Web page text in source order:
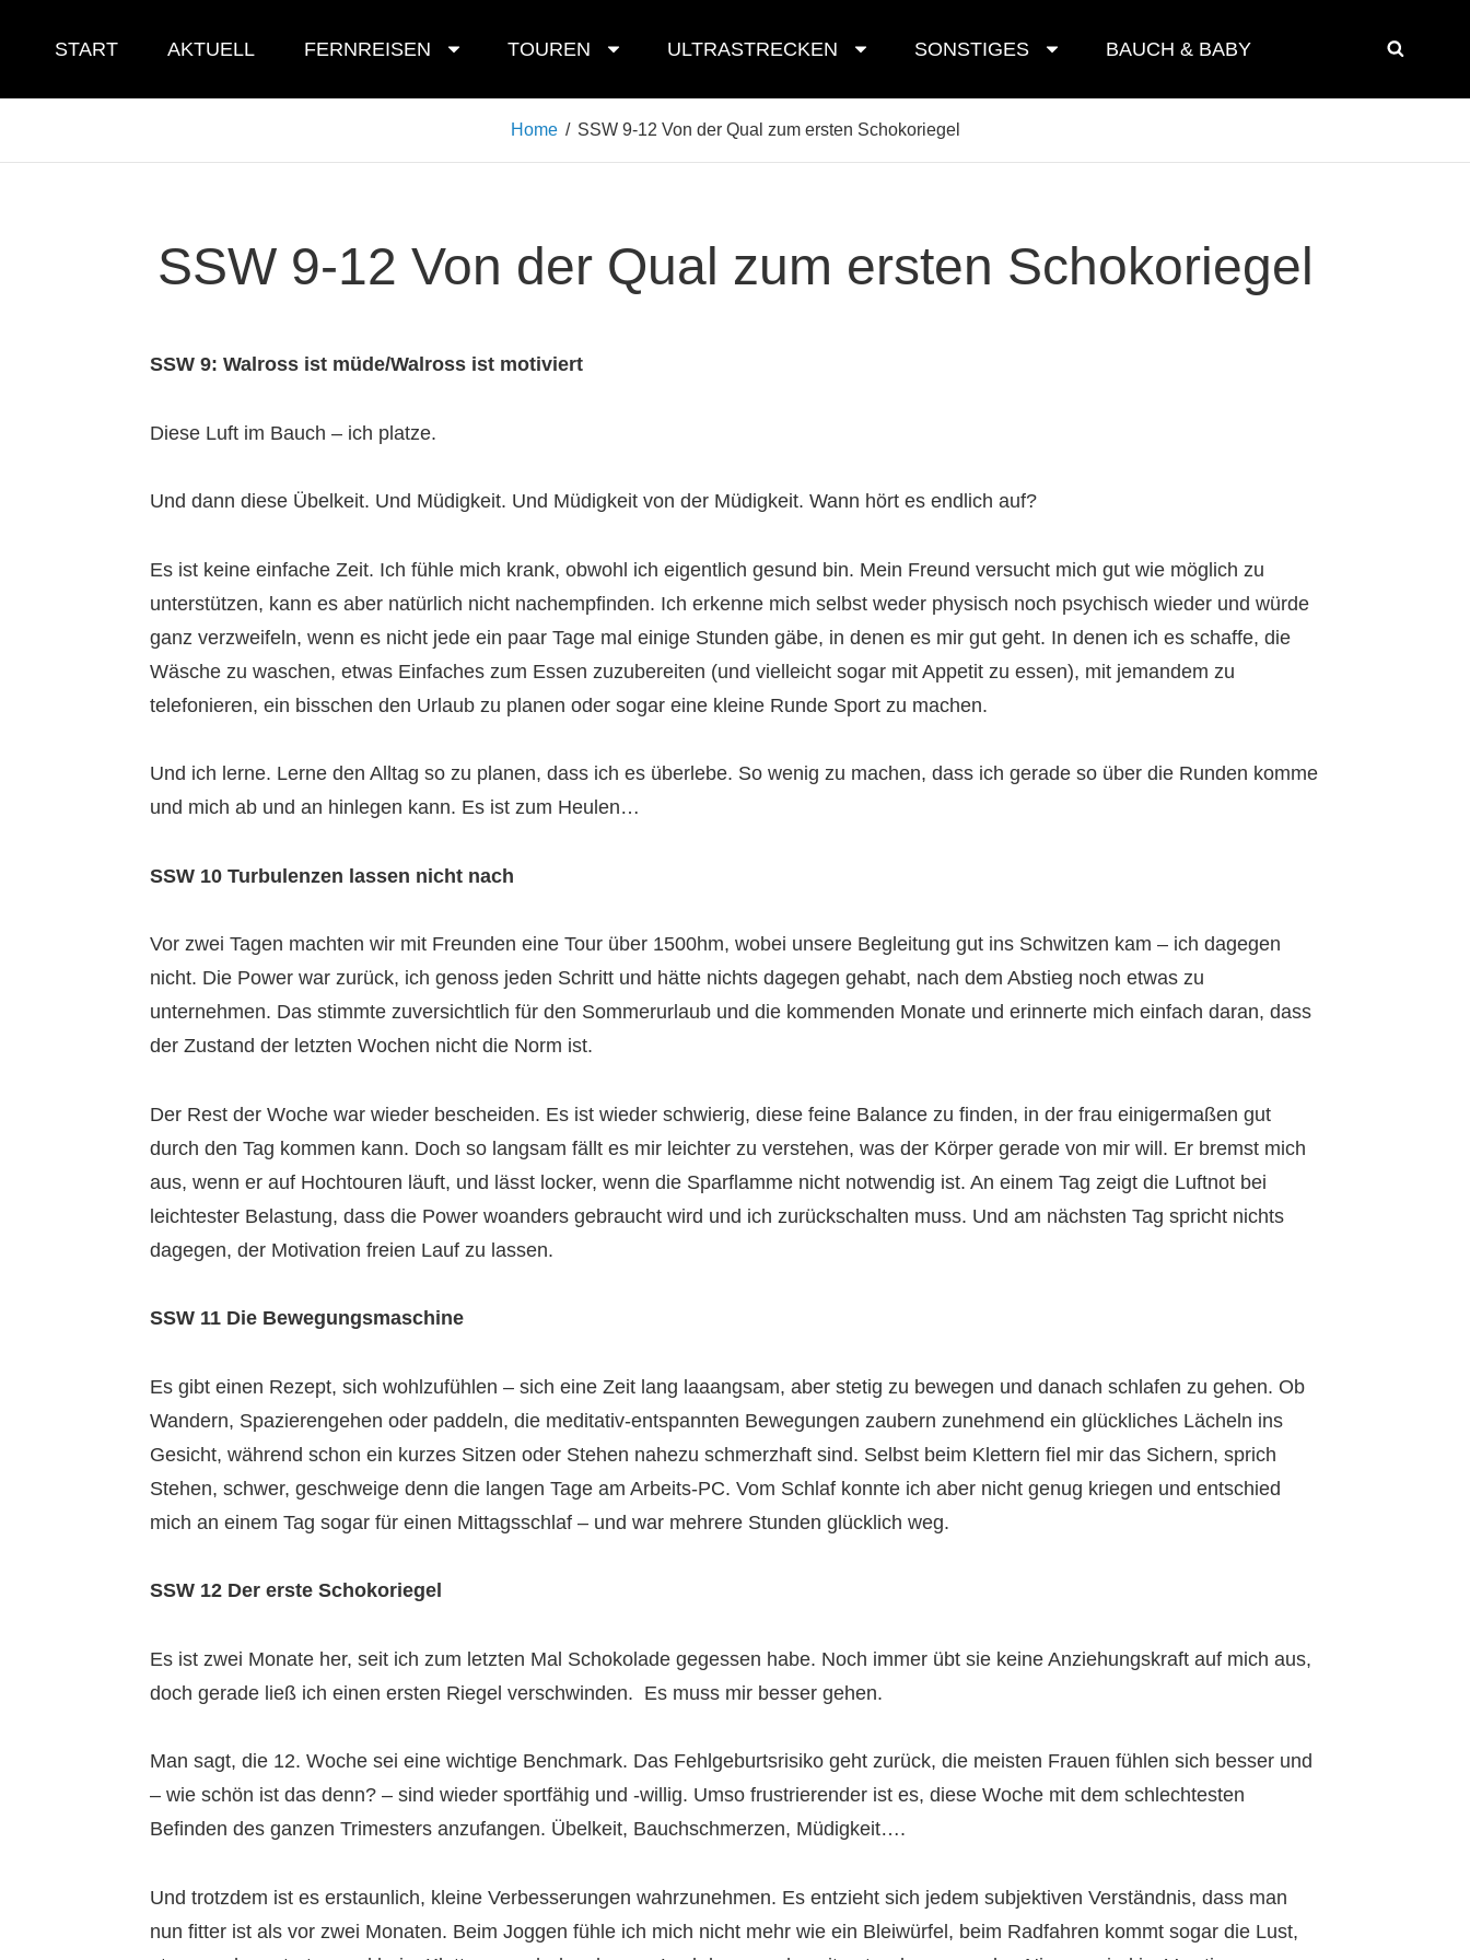
START AKTUELL FERNREISEN TOUREN ULTRASTRECKEN SONSTIGES BAUCH & BABY
Home / SSW 9-12 Von der Qual zum ersten Schokoriegel
SSW 9-12 Von der Qual zum ersten Schokoriegel
SSW 9: Walross ist müde/Walross ist motiviert
Diese Luft im Bauch – ich platze.
Und dann diese Übelkeit. Und Müdigkeit. Und Müdigkeit von der Müdigkeit. Wann hört es endlich auf?
Es ist keine einfache Zeit. Ich fühle mich krank, obwohl ich eigentlich gesund bin. Mein Freund versucht mich gut wie möglich zu
unterstützen, kann es aber natürlich nicht nachempfinden. Ich erkenne mich selbst weder physisch noch psychisch wieder und würde
ganz verzweifeln, wenn es nicht jede ein paar Tage mal einige Stunden gäbe, in denen es mir gut geht. In denen ich es schaffe, die
Wäsche zu waschen, etwas Einfaches zum Essen zuzubereiten (und vielleicht sogar mit Appetit zu essen), mit jemandem zu
telefonieren, ein bisschen den Urlaub zu planen oder sogar eine kleine Runde Sport zu machen.
Und ich lerne. Lerne den Alltag so zu planen, dass ich es überlebe. So wenig zu machen, dass ich gerade so über die Runden komme
und mich ab und an hinlegen kann. Es ist zum Heulen…
SSW 10 Turbulenzen lassen nicht nach
Vor zwei Tagen machten wir mit Freunden eine Tour über 1500hm, wobei unsere Begleitung gut ins Schwitzen kam – ich dagegen
nicht. Die Power war zurück, ich genoss jeden Schritt und hätte nichts dagegen gehabt, nach dem Abstieg noch etwas zu
unternehmen. Das stimmte zuversichtlich für den Sommerurlaub und die kommenden Monate und erinnerte mich einfach daran, dass
der Zustand der letzten Wochen nicht die Norm ist.
Der Rest der Woche war wieder bescheiden. Es ist wieder schwierig, diese feine Balance zu finden, in der frau einigermaßen gut
durch den Tag kommen kann. Doch so langsam fällt es mir leichter zu verstehen, was der Körper gerade von mir will. Er bremst mich
aus, wenn er auf Hochtouren läuft, und lässt locker, wenn die Sparflamme nicht notwendig ist. An einem Tag zeigt die Luftnot bei
leichtester Belastung, dass die Power woanders gebraucht wird und ich zurückschalten muss. Und am nächsten Tag spricht nichts
dagegen, der Motivation freien Lauf zu lassen.
SSW 11 Die Bewegungsmaschine
Es gibt einen Rezept, sich wohlzufühlen – sich eine Zeit lang laaangsam, aber stetig zu bewegen und danach schlafen zu gehen. Ob
Wandern, Spazierengehen oder paddeln, die meditativ-entspannten Bewegungen zaubern zunehmend ein glückliches Lächeln ins
Gesicht, während schon ein kurzes Sitzen oder Stehen nahezu schmerzhaft sind. Selbst beim Klettern fiel mir das Sichern, sprich
Stehen, schwer, geschweige denn die langen Tage am Arbeits-PC. Vom Schlaf konnte ich aber nicht genug kriegen und entschied
mich an einem Tag sogar für einen Mittagsschlaf – und war mehrere Stunden glücklich weg.
SSW 12 Der erste Schokoriegel
Es ist zwei Monate her, seit ich zum letzten Mal Schokolade gegessen habe. Noch immer übt sie keine Anziehungskraft auf mich aus,
doch gerade ließ ich einen ersten Riegel verschwinden. Es muss mir besser gehen.
Man sagt, die 12. Woche sei eine wichtige Benchmark. Das Fehlgeburtsrisiko geht zurück, die meisten Frauen fühlen sich besser und
– wie schön ist das denn? – sind wieder sportfähig und -willig. Umso frustrierender ist es, diese Woche mit dem schlechtesten
Befinden des ganzen Trimesters anzufangen. Übelkeit, Bauchschmerzen, Müdigkeit….
Und trotzdem ist es erstaunlich, kleine Verbesserungen wahrzunehmen. Es entzieht sich jedem subjektiven Verständnis, dass man
nun fitter ist als vor zwei Monaten. Beim Joggen fühle ich mich nicht mehr wie ein Bleiwürfel, beim Radfahren kommt sogar die Lust,